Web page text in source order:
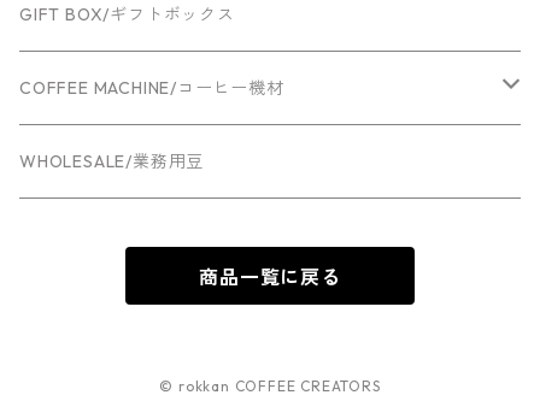
GIFT BOX/ギフトボックス
COFFEE MACHINE/コーヒー機材
Espresso machine
WHOLESALE/業務用豆
商品一覧に戻る
© rokkan COFFEE CREATORS